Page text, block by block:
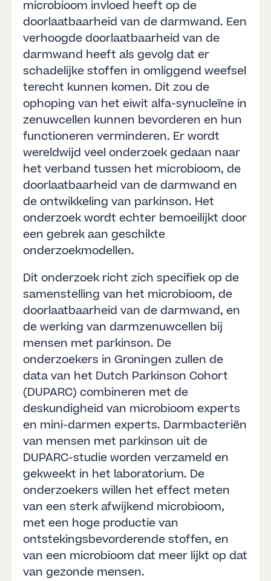
microbioom invloed heeft op de
doorlaatbaarheid van de darmwand. Een
verhoogde doorlaatbaarheid van de
darmwand heeft als gevolg dat er
schadelijke stoffen in omliggend weefsel
terecht kunnen komen. Dit zou de
ophoping van het eiwit alfa-synucleïne in
zenuwcellen kunnen bevorderen en hun
functioneren verminderen. Er wordt
wereldwijd veel onderzoek gedaan naar
het verband tussen het microbioom, de
doorlaatbaarheid van de darmwand en
de ontwikkeling van parkinson. Het
onderzoek wordt echter bemoeilijkt door
een gebrek aan geschikte
onderzoekmodellen.
Dit onderzoek richt zich specifiek op de
samenstelling van het microbioom, de
doorlaatbaarheid van de darmwand, en
de werking van darmzenuwcellen bij
mensen met parkinson. De
onderzoekers in Groningen zullen de
data van het Dutch Parkinson Cohort
(DUPARC) combineren met de
deskundigheid van microbioom experts
en mini-darmen experts. Darmbacteriën
van mensen met parkinson uit de
DUPARC-studie worden verzameld en
gekweekt in het laboratorium. De
onderzoekers willen het effect meten
van een sterk afwijkend microbioom,
met een hoge productie van
ontstekingsbevorderende stoffen, en
van een microbioom dat meer lijkt op dat
van gezonde mensen.